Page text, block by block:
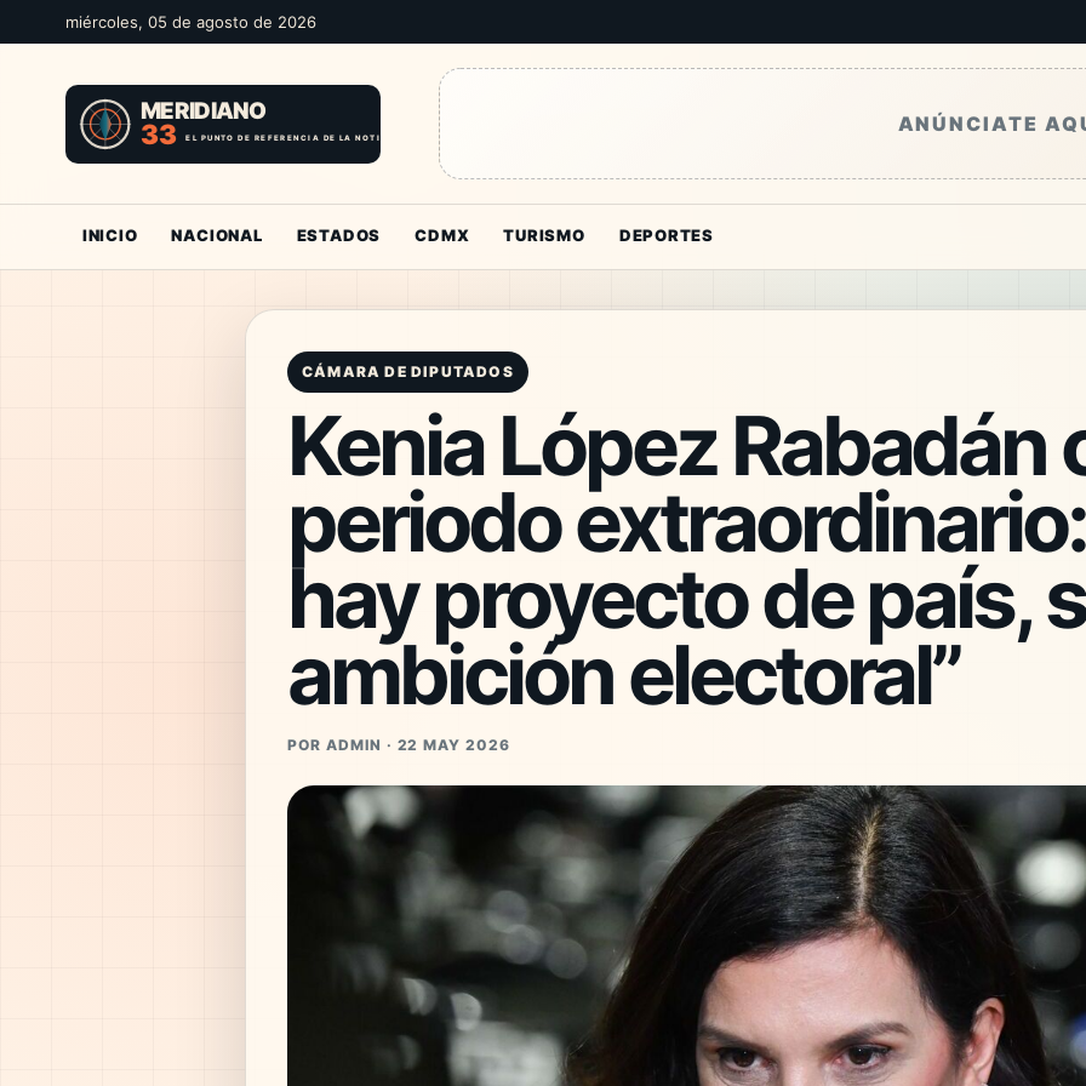
miércoles, 05 de agosto de 2026
ANÚNCIATE
INICIO NACIONAL ESTADOS CDMX TURISMO DEPORTES
CÁMARA DE DIPUTADOS
Kenia López Rabadán
periodo
hay proyecto de país,
ambición electoral”
POR ADMIN · 22 MAY 2026